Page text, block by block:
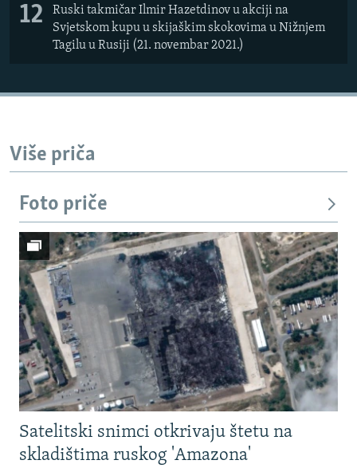
12
Ruski takmičar Ilmir Hazetdinov u akciji na
Svjetskom kupu u skijaškim skokovima u Nižnjem
Tagilu u Rusiji (21. novembar 2021.)
Više priča
Foto priče
Satelitski snimci otkrivaju štetu na
skladištima ruskog 'Amazona'